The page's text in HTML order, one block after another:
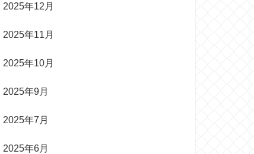
2025年12月
2025年11月
2025年10月
2025年9月
2025年7月
2025年6月